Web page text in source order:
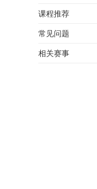
课程推荐
常见问题
相关赛事